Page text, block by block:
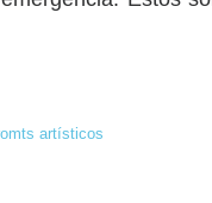
artísticos